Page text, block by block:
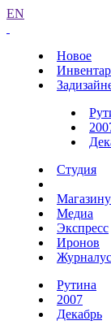
EN
Новое
Студия
Медиа
Экспресс
Иронов
Журналус
Рутина
2007
Декабрь